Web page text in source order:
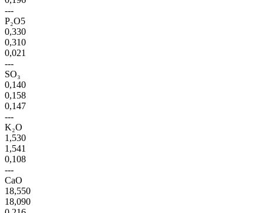
---
P₂O5
0,330
0,310
0,021
---
SO₃
0,140
0,158
0,147
---
K₂O
1,530
1,541
0,108
---
CaO
18,550
18,090